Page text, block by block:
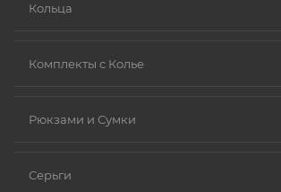
Кольца
Комплекты с Колье
Рюкзами и Сумки
Серьги